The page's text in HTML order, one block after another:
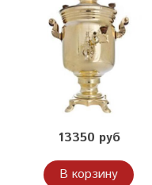
13350 руб
В корзину